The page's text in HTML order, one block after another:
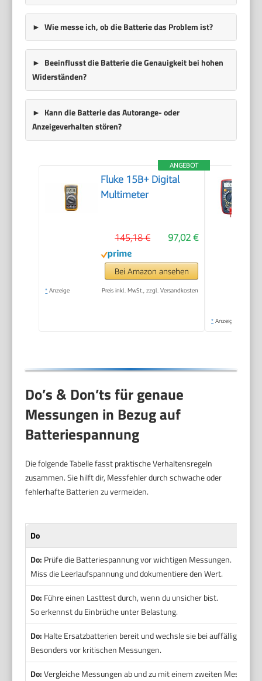
Wie messe ich, ob die Batterie das Problem ist?
Beeinflusst die Batterie die Genauigkeit bei hohen
Widerständen?
Kann die Batterie das Autorange- oder
Anzeigeverhalten stören?
ANGEBOT
Fluke 15B+ Digital
Multimeter
97,02 €
145,18 €
Bei Amazon ansehen
* Anzeige Preis inkl. MwSt., zzgl. Versandkosten
* Anzeige
Do’s & Don’ts für genaue
Messungen in Bezug auf
Batteriespannung
Die folgende Tabelle fasst praktische Verhaltensregeln
zusammen. Sie hilft dir, Messfehler durch schwache oder
fehlerhafte Batterien zu vermeiden.
Do
Do: Prüfe die Batteriespannung vor wichtigen Messungen.
Miss die Leerlaufspannung und dokumentiere den Wert.
Do: Führe einen Lasttest durch, wenn du unsicher bist.
So erkennst du Einbrüche unter Belastung.
Do: Halte Ersatzbatterien bereit und wechsle sie bei auffälligem
Besonders vor kritischen Messungen.
Do:Vergleiche Messungen ab und zu mit einem zweiten